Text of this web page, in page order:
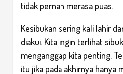
tidak pernah merasa puas.
Kesibukan sering kali lahir
diakui. Kita ingin terlihat
menganggap kita penting.
itu jika pada akhirnya hanya